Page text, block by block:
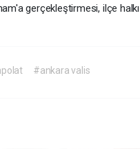
gerçekleştirmesi, ilçe halkı
#ankara valis